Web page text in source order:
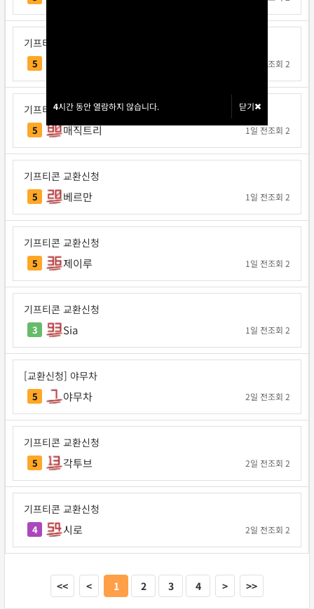
4시간 동안 열람하지 않습니다. 닫기
4시간 동안 열람하지 않습니다. 닫기
기프티콘 교환신청
5 조회 2
기프티콘 교환신청
5 매직트리 1일 전조회 2
기프티콘 교환신청
5 베르만 1일 전조회 2
기프티콘 교환신청
5 제이루 1일 전조회 2
기프티콘 교환신청
3 Sia 1일 전조회 2
[교환신청] 야무차
5 야무차 2일 전조회 2
기프티콘 교환신청
5 각투브 2일 전조회 2
기프티콘 교환신청
4 시로 2일 전조회 2
<< < 1 2 3 4 > >>